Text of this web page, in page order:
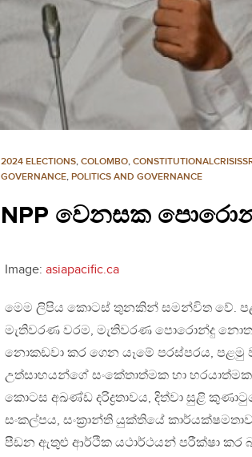
2024 ELECTIONS, COLOMBO,
GOVERNANCE, POLITICS AND GOVERNANCE
NPP වෙනසක
Image: asiapacific.ca
මෙම ලිපිය කොටස් තුනකින් සමන්විත වේ.
මැතිවරණ වරම, මැතිවරණ පොරොන්දු
නොකඩවා කර ගෙන යෑමේ පරස්පරය,
උත්සාහයන්ගේ සංකේතාත්මක හා
කොටස අඛණ්ඩ දරිද්‍රතාවය, දිත්වා සුළි
සංකල්පය, සංක්‍රාන්ති යුක්තියේ
පීඩන ඇතුළු ආර්ථික යථාර්ථයන් පරීක්ෂා කර